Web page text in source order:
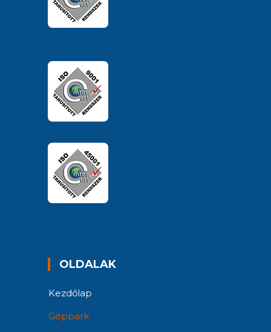
OLDALAK
Kezdőlap
Géppark